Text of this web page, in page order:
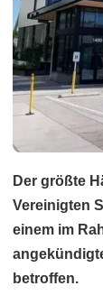
Elektrizität
Der größte
Vereinigten
einem im
betroffen.